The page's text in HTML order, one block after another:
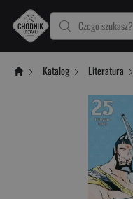
Czego szukasz?
Katalog Literatura